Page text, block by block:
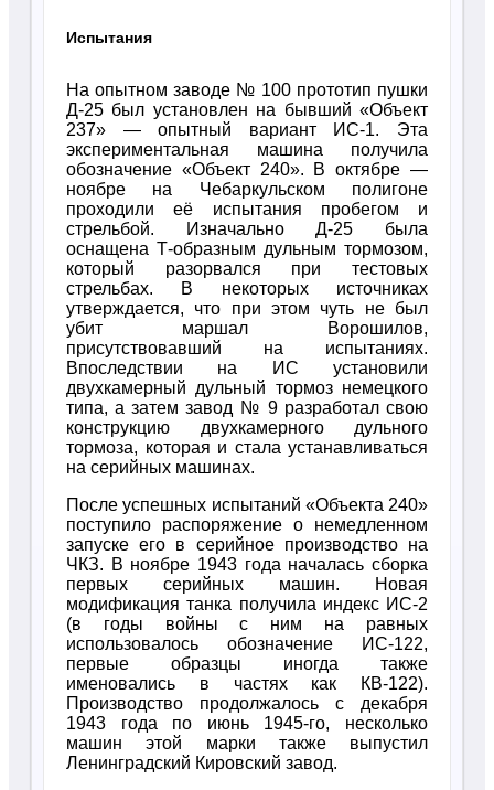
Испытания
На опытном заводе № 100 прототип пушки
Д-25 был установлен на бывший «Объект
237» — опытный вариант ИС-1. Эта
экспериментальная машина получила
обозначение «Объект 240». В октябре —
ноябре на Чебаркульском полигоне
проходили её испытания пробегом и
стрельбой. Изначально Д-25 была
оснащена Т-образным дульным тормозом,
который разорвался при тестовых
стрельбах. В некоторых источниках
утверждается, что при этом чуть не был
убит маршал Ворошилов,
присутствовавший на испытаниях.
Впоследствии на ИС установили
двухкамерный дульный тормоз немецкого
типа, а затем завод № 9 разработал свою
конструкцию двухкамерного дульного
тормоза, которая и стала устанавливаться
на серийных машинах.
После успешных испытаний «Объекта 240»
поступило распоряжение о немедленном
запуске его в серийное производство на
ЧКЗ. В ноябре 1943 года началась сборка
первых серийных машин. Новая
модификация танка получила индекс ИС-2
(в годы войны с ним на равных
использовалось обозначение ИС-122,
первые образцы иногда также
именовались в частях как КВ-122).
Производство продолжалось с декабря
1943 года по июнь 1945-го, несколько
машин этой марки также выпустил
Ленинградский Кировский завод.